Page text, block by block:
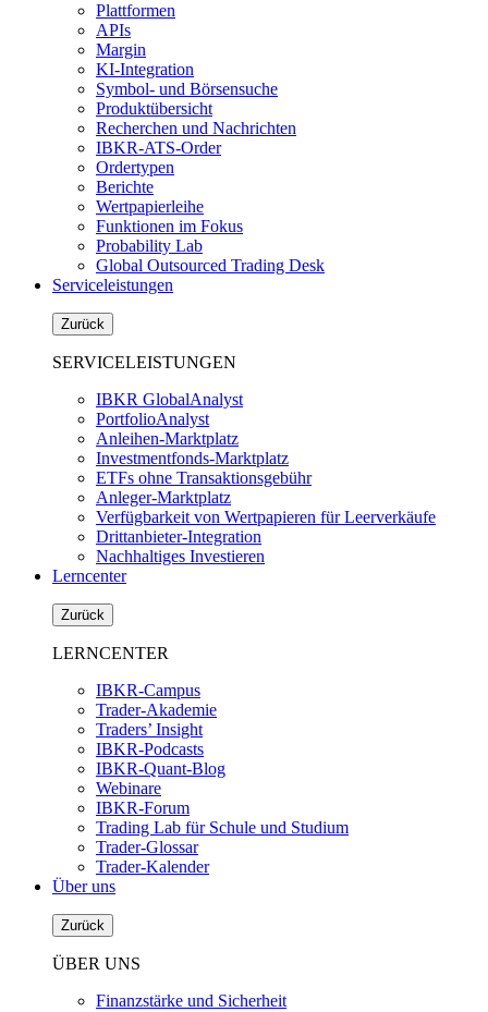
Plattformen
APIs
Margin
KI-Integration
Symbol- und Börsensuche
Produktübersicht
Recherchen und Nachrichten
IBKR-ATS-Order
Ordertypen
Berichte
Wertpapierleihe
Funktionen im Fokus
Probability Lab
Global Outsourced Trading Desk
Serviceleistungen
Zurück
SERVICELEISTUNGEN
IBKR GlobalAnalyst
PortfolioAnalyst
Anleihen-Marktplatz
Investmentfonds-Marktplatz
ETFs ohne Transaktionsgebühr
Anleger-Marktplatz
Verfügbarkeit von Wertpapieren für Leerverkäufe
Drittanbieter-Integration
Nachhaltiges Investieren
Lerncenter
Zurück
LERNCENTER
IBKR-Campus
Trader-Akademie
Traders’ Insight
IBKR-Podcasts
IBKR-Quant-Blog
Webinare
IBKR-Forum
Trading Lab für Schule und Studium
Trader-Glossar
Trader-Kalender
Über uns
Zurück
ÜBER UNS
Finanzstärke und Sicherheit